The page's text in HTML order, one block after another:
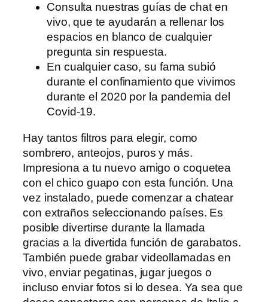
Consulta nuestras guías de chat en
vivo, que te ayudarán a rellenar los
espacios en blanco de cualquier
pregunta sin respuesta.
En cualquier caso, su fama subió
durante el confinamiento que vivimos
durante el 2020 por la pandemia del
Covid-19.
Hay tantos filtros para elegir, como
sombrero, anteojos, puros y más.
Impresiona a tu nuevo amigo o coquetea
con el chico guapo con esta función. Una
vez instalado, puede comenzar a chatear
con extraños seleccionando países. Es
posible divertirse durante la llamada
gracias a la divertida función de garabatos.
También puede grabar videollamadas en
vivo, enviar pegatinas, jugar juegos o
incluso enviar fotos si lo desea. Ya sea que